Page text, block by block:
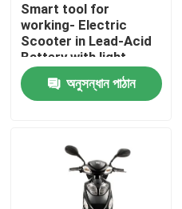
বাড়ি
আমাদের সম্পর্কে
Smart tool for
working- Electric
Scooter in Lead-Acid
Battery with light
weight
অনুসন্ধান পাঠান